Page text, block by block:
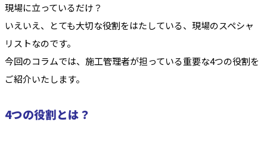
現場に立っているだけ？
いえいえ、とても大切な役割をはたしている、現場のスペシャ
リストなのです。
今回のコラムでは、施工管理者が担っている重要な4つの役割を
ご紹介いたします。
4つの役割とは？